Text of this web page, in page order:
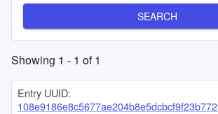
SEARCH
Showing 1 - 1 of1
Entry UUID: